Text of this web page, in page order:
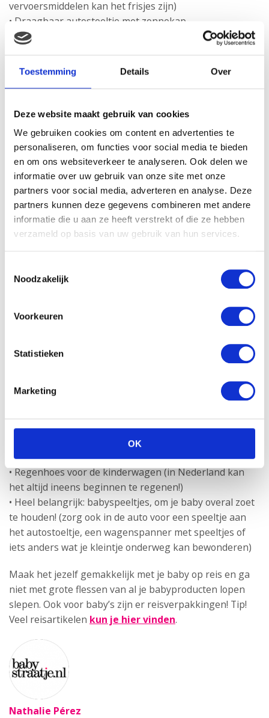
Toestemming Details Over
Deze website maakt gebruik van cookies
We gebruiken cookies om content en advertenties te
personaliseren, om functies voor social media te bieden
en om ons websiteverkeer te analyseren. Ook delen we
informatie over uw gebruik van onze site met onze
partners voor social media, adverteren en analyse. Deze
partners kunnen deze gegevens combineren met andere
informatie die u aan ze heeft verstrekt of die ze hebben
verzameld op basis van uw gebruik van hun services.
Noodzakelijk
Voorkeuren
Statistieken
Marketing
OK
vervoersmiddelen kan het frisjes zijn)
• Draagbaar autostoeltje met zonnekap
• Ruiten-zonnescherm
• Verschoonmatje (je weet nooit waar je baby besluit
een grote boodschap te doen)
• Babylotion
• Speentje (neem ook een reserve mee, want zo’n speen
kun je gemakkelijk verliezen)
• Billendoekjes (voor onderweg zijn er ook handige
boxjes die je met 1 hand kunt openen en sluiten)
• Talkpoeder
• Luierzalf
• Voeding voor je baby + benodigdheden (fruithapje,
pap: welke leeftijd je baby ook heeft, zorg dat je
spuugdoekjes en kleertjes
• Boxkleed (als je in een huisje slaapt met een box, is
deze niet altijd ‘aangekleed’)
• Aanrader: wipstoeltje. Met een wipstoeltje kan een
baby overal zijn ogen uitkijken. En je kunt een baby
• Babyfoon
Vind je baby een zonnebril niet zo cool of prettig als jij,
dan kun je kiezen voor een parasol en een
zonnescherm voor in de auto)
• Regenhoes voor de kinderwagen (in Nederland kan
het altijd ineens beginnen te regenen!)
• Heel belangrijk: babyspeeltjes, om je baby overal zoet
te houden! (zorg ook in de auto voor een speeltje aan
het autostoeltje, een wagenspanner met speeltjes of
iets anders wat je kleintje onderweg kan bewonderen)
Maak het jezelf gemakkelijk met je baby op reis en ga
niet met grote flessen van al je babyproducten lopen
slepen. Ook voor baby’s zijn er reisverpakkingen! Tip!
Veel reisartikelen kun je hier vinden.
Nathalie Pérez